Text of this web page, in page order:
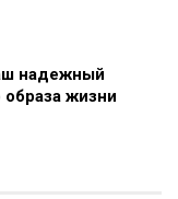
надежный
образа жизни